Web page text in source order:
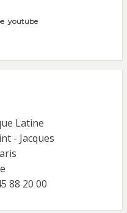
youtube
Latine
- Jacques
88 20 00